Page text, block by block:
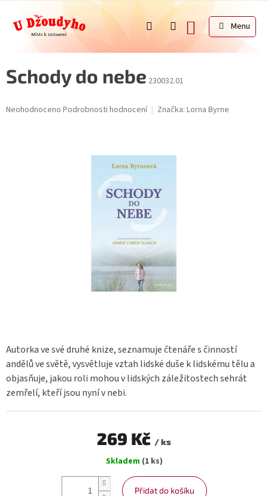
obsah
NÁKUPNÍ
KOŠÍK
Schody do nebe 230032.01
Průměrné
Neohodnoceno Podrobnosti hodnocení Značka: Lorna Byrne
Autorka ve své druhé knize, seznamuje čtenáře s činností
andělů ve světě, vysvětluje vztah lidské duše k lidskému tělu a
objasňuje, jakou roli mohou v lidských záležitostech sehrát
zemřelí, kteří jsou nyní v nebi.
269 Kč / ks
cena:
Skladem (1 ks)
Přidat do košíku